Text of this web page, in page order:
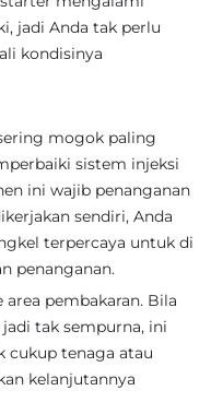
jadi Anda tak perlu
kondisinya
mogok paling
sistem injeksi
ini wajib penanganan
sendiri, Anda
terpercaya untuk di
penanganan.
pembakaran. Bila
tak sempurna, ini
cukup tenaga atau
kelanjutannya